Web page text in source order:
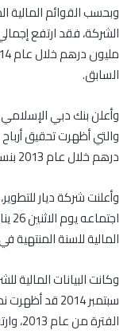
وبحسب القوائم المالية
السابق.
وأعلن بنك دبي
درهم خلال عام 2013 بنسبة نمو بلغت 63%.
وأعلنت شركة ديار
المالية للسنة المنتهية في 31 ديسمبر
وكانت البيانات المالية
الفترة من عام 2013، وارتفعت أرباح الشركة بنسبة 93.8% بالربع الثالث.